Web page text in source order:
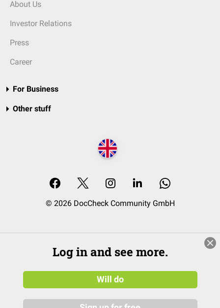
About Us
Investor Relations
Press
Career
For Business
Other stuff
© 2026 DocCheck Community GmbH
Log in and see more.
Will do